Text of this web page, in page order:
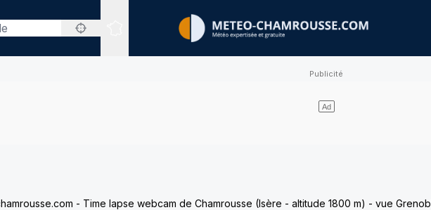
Sites expertisés
- Time lapse webcam de Chamrousse (Isère - altitude 1800 m) - vue